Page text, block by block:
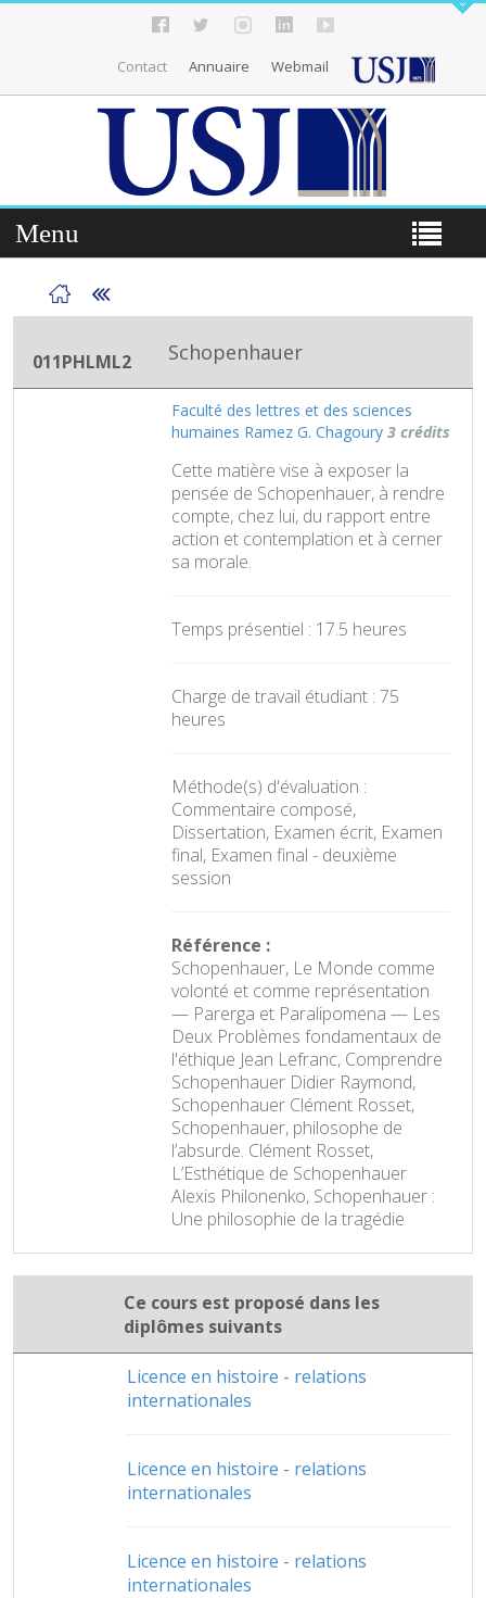
Contact Annuaire Webmail
Menu
011PHLML2 Schopenhauer
Faculté des lettres et des sciences
humaines Ramez G. Chagoury 3 crédits
Cette matière vise à exposer la
pensée de Schopenhauer, à rendre
compte, chez lui, du rapport entre
action et contemplation et à cerner
sa morale.
Temps présentiel : 17.5 heures
Charge de travail étudiant : 75
heures
Méthode(s) d'évaluation :
Commentaire composé,
Dissertation, Examen écrit, Examen
final, Examen final - deuxième
session
Référence :
Schopenhauer, Le Monde comme
volonté et comme représentation
— Parerga et Paralipomena — Les
Deux Problèmes fondamentaux de
l'éthique Jean Lefranc, Comprendre
Schopenhauer Didier Raymond,
Schopenhauer Clément Rosset,
Schopenhauer, philosophe de
l’absurde. Clément Rosset,
L’Esthétique de Schopenhauer
Alexis Philonenko, Schopenhauer :
Une philosophie de la tragédie
Ce cours est proposé dans les
diplômes suivants
Licence en histoire - relations
internationales
Licence en histoire - relations
internationales
Licence en histoire - relations
internationales